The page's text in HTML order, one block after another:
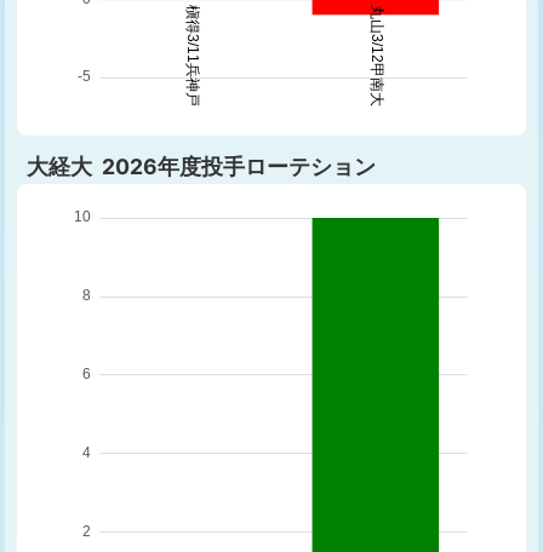
大経大 2026年度投手ローテション